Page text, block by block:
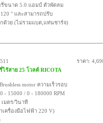
รี่ขนาด 5.0 แอมป์ ตัวพัดลม
° และสามารถปรับ
ด้วย (ไม่รวมแบต,แท่นชาร์จ)
ไร้สาย 25 โวลต์ RICOTA
motor ความเร็วรอบ
- 15000 / 0 - 180000 RPM
เมตร/วินาที
เครื่องมือไฟฟ้า 220 V)
ราคา: